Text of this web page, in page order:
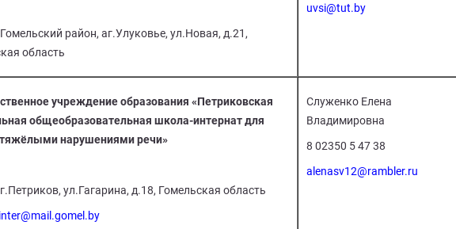
район, аг.Улуковье, ул.Новая, д.21,
область
uvsi@tut.by
учреждение образования «Петриковская
общеобразовательная школа-интернат для
тяжёлыми нарушениями речи»
ул.Гагарина, д.18, Гомельская область
Служенко Елена
Владимировна
8 02350 5 47 38
alenasv12@rambler.ru